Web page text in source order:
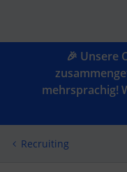
🎉 Unsere
mehrsprachig!
Recruiting